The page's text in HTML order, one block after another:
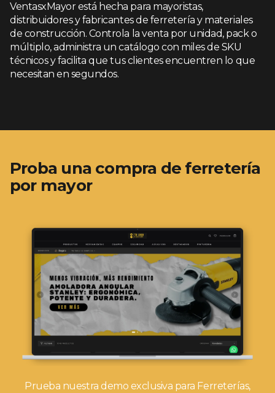
VentasxMayor está hecha para mayoristas,
distribuidores y fabricantes de ferretería y materiales
de construcción. Controla la venta por unidad, pack o
múltiplo, administra un catálogo con miles de SKU
técnicos y facilita que tus clientes encuentren lo que
necesitan en segundos.
Proba una compra de ferretería
por mayor
Prueba nuestra demo exclusiva para Ferreterías,